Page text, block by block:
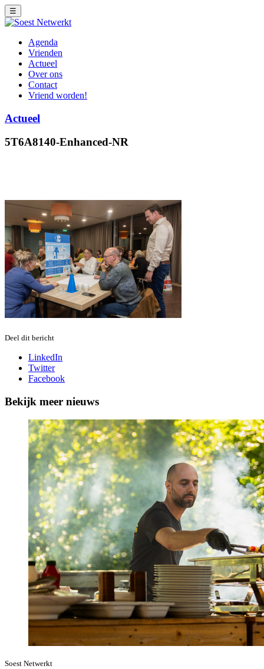
☰
Agenda
Vrienden
Actueel
Over ons
Contact
Vriend worden!
Actueel
5T6A8140-Enhanced-NR
Deel dit bericht
LinkedIn
Twitter
Facebook
Bekijk meer nieuws
Soest Netwerkt